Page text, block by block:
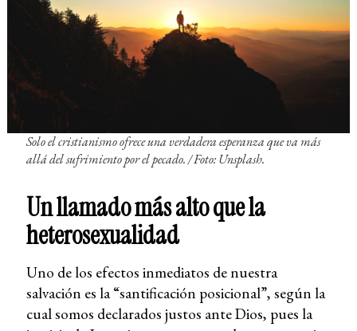
Solo el cristianismo ofrece una verdadera esperanza que va más
allá del sufrimiento por el pecado./ Foto: Unsplash.
Un llamado más alto que la
heterosexualidad
Uno de los efectos inmediatos de nuestra
salvación es la “santificación posicional”, según la
cual somos declarados justos ante Dios, pues la